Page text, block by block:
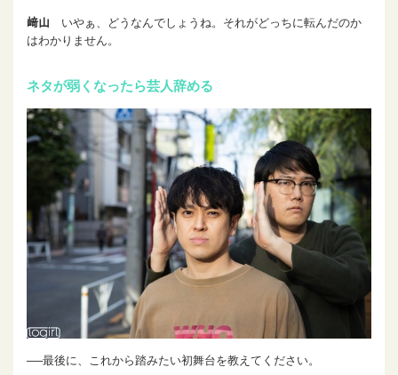
﨑山 いやぁ、どうなんでしょうね。それがどっちに転んだのか
はわかりません。
ネタが弱くなったら芸人辞める
──最後に、これから踏みたい初舞台を教えてください。